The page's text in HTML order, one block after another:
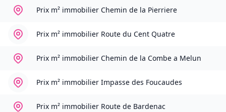
Prix m² immobilier Chemin de la Pierriere
Prix m² immobilier Route du Cent Quatre
Prix m² immobilier Chemin de la Combe a Melun
Prix m² immobilier Impasse des Foucaudes
Prix m² immobilier Route de Bardenac